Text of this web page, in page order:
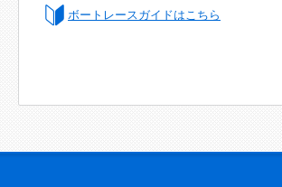
ボートレースガイドはこちら